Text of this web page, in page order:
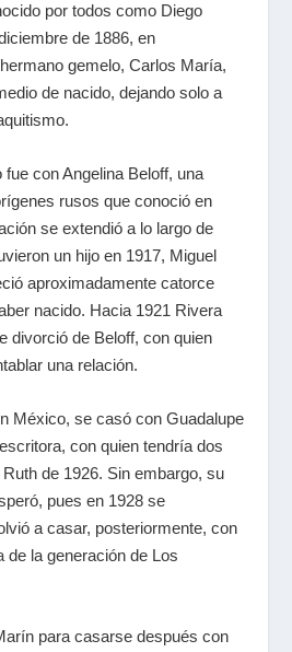
por todos como Diego
de 1886, en
gemelo, Carlos María,
de nacido, dejando solo a
con Angelina Beloff, una
rusos que conoció en
se extendió a lo largo de
un hijo en 1917, Miguel
aproximadamente catorce
nacido. Hacia 1921 Rivera
divorció de Beloff, con quien
una relación.
México, se casó con Guadalupe
con quien tendría dos
de 1926. Sin embargo, su
pues en 1928 se
a casar, posteriormente, con
de la generación de Los
para casarse después con